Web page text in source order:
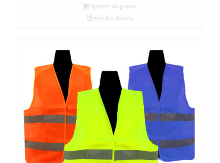
Ajouter au panier
Voir les détails